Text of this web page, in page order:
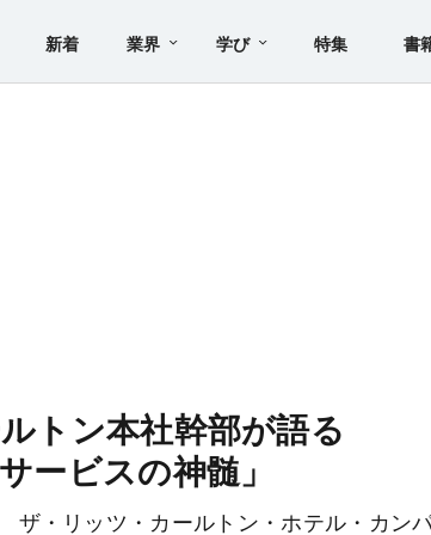
新着 業界 学び 特集 書
トン本社幹部が語る
ービスの神髄」
・リッツ・カールトン・ホテル・カン